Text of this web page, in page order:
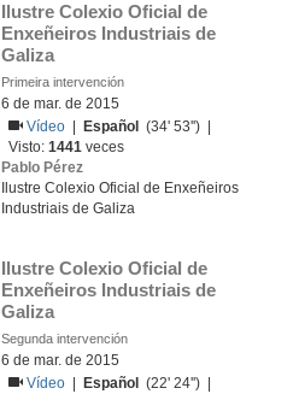
Ilustre Colexio Oficial de
Enxeñeiros Industriais de
Galiza
Primeira intervención
6 de mar. de 2015
Vídeo
Español
(34' 53'') |
Visto:1441 veces
Pablo Pérez
Ilustre Colexio Oficial de Enxeñeiros
Industriais de Galiza
Ilustre Colexio Oficial de
Enxeñeiros Industriais de
Galiza
Segunda intervención
6 de mar. de 2015
Vídeo
Español
(22' 24'') |